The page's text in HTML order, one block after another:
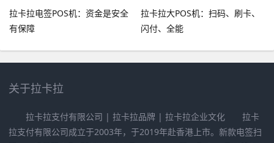
拉卡拉电签POS机：资金是安全
有保障
拉卡拉大POS机：扫码、刷卡、
闪付、全能
关于拉卡拉
拉卡拉支付有限公司 | 拉卡拉品牌 | 拉卡拉企业文化 拉卡
拉支付有限公司成立于2003年，于2019年赴香港上市。新款电签扫